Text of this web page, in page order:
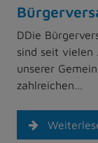
DDie
sind seit vielen
unserer
zahlreichen…